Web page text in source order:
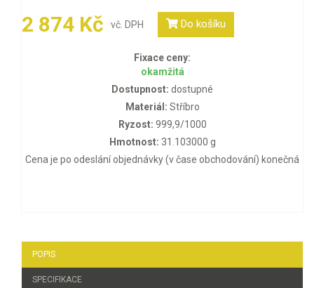
2 874 Kč vč. DPH Do košíku
Fixace ceny:
okamžitá
Dostupnost: dostupné
Materiál: Stříbro
Ryzost: 999,9/1000
Hmotnost: 31.103000 g
Cena je po odeslání objednávky (v čase obchodování) konečná
POPIS
SPECIFIKACE